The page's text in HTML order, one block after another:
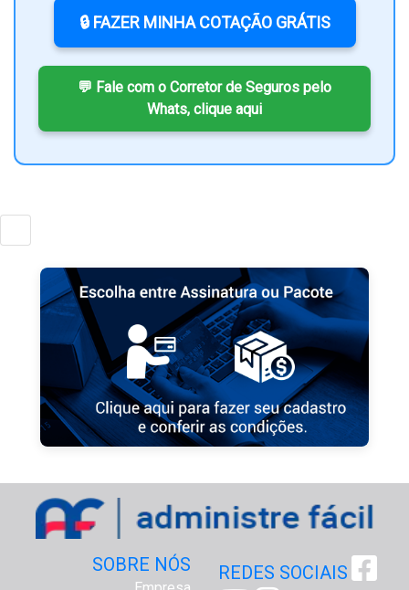
🔒 FAZER MINHA COTAÇÃO GRÁTIS
💬 Fale com o Corretor de Seguros pelo
Whats, clique aqui
SOBRE NÓS REDES SOCIAIS